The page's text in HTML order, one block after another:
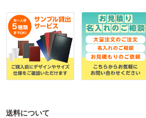
送料について